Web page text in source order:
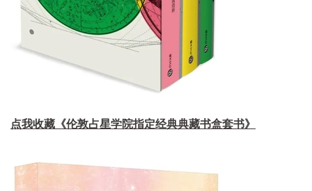
点我收藏《伦敦占星学院指定经典典藏书盒套书》